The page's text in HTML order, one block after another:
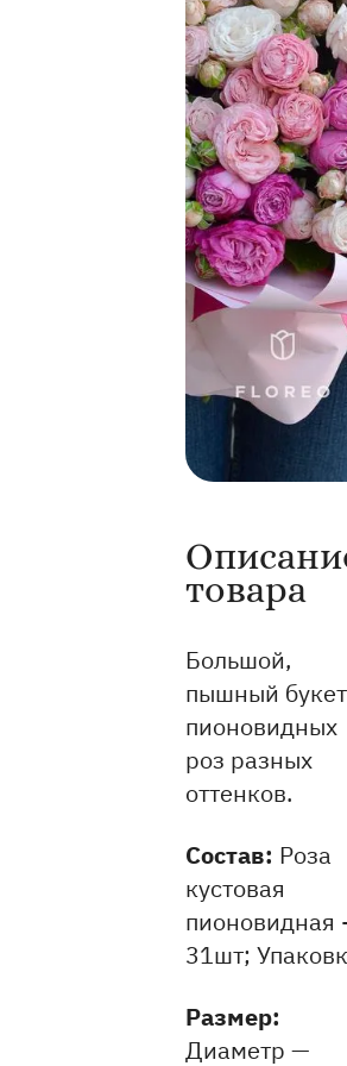
Информация о
товара
Большой,
пышный
пионовидных
роз разных
оттенков.
Состав: Роза
кустовая
пионовидная
31шт;
Pазмер:
Диаметр —